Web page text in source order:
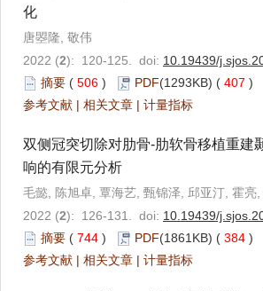
化
唐曌隆, 敬伟
2022 (2): 120-125. doi: 10.19439/
摘要 ( 506 ) PDF(1293KB) ( 407 )
参考文献 | 相关文章 | 计量指标
双侧冠突切除对肋骨-肋软骨移植重建
响的有限元分析
毛懿, 陈旭卓, 覃海艺, 甄锦泽, 邱亚汀, 霍亮,
2022 (2): 126-131. doi: 10.19439/
摘要 ( 744 ) PDF(1861KB) ( 384 )
参考文献 | 相关文章 | 计量指标